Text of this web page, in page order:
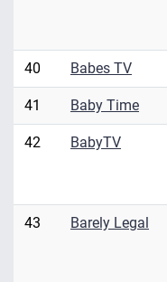
40 Babes TV
41 Baby Time
42 BabyTV
43 Barely Legal